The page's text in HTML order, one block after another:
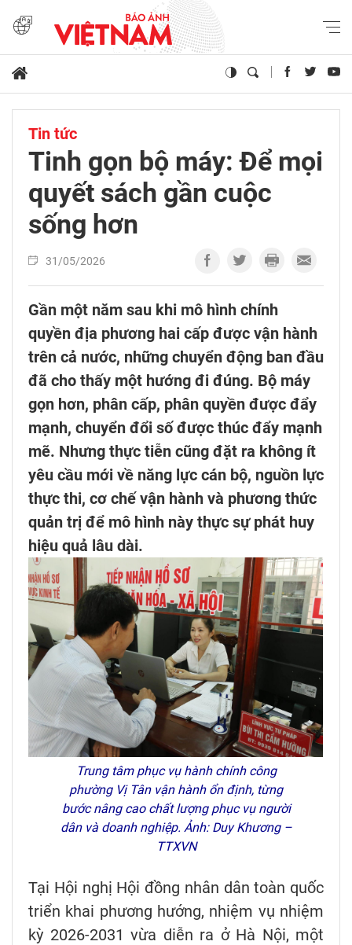
Tin tức
Tinh gọn bộ máy: Để mọi
quyết sách gần cuộc
sống hơn
31/05/2026
Gần một năm sau khi mô hình chính
quyền địa phương hai cấp được vận hành
trên cả nước, những chuyển động ban đầu
đã cho thấy một hướng đi đúng. Bộ máy
gọn hơn, phân cấp, phân quyền được đẩy
mạnh, chuyển đổi số được thúc đẩy mạnh
mẽ. Nhưng thực tiễn cũng đặt ra không ít
yêu cầu mới về năng lực cán bộ, nguồn lực
thực thi, cơ chế vận hành và phương thức
quản trị để mô hình này thực sự phát huy
hiệu quả lâu dài.
Trung tâm phục vụ hành chính công
phường Vị Tân vận hành ổn định, từng
bước nâng cao chất lượng phục vụ người
dân và doanh nghiệp. Ảnh: Duy Khương –
TTXVN
Tại Hội nghị Hội đồng nhân dân toàn quốc
triển khai phương hướng, nhiệm vụ nhiệm
kỳ 2026-2031 vừa diễn ra ở Hà Nội, một